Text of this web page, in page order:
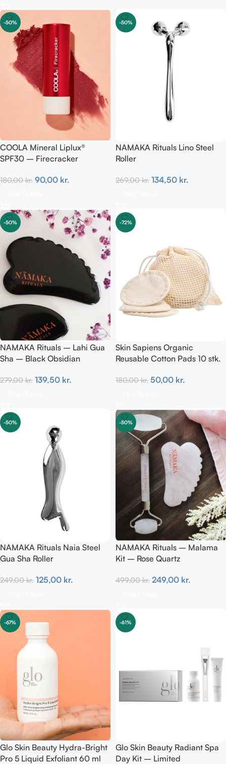
-50%
COOLA Mineral Liplux®
SPF30 – Firecracker
180,00kr. 90,00 kr.
-50%
NAMAKA Rituals Lino Steel
Roller
269,00kr. 134,50 kr.
-50%
NAMAKA Rituals – Lahi Gua
Sha – Black Obsidian
279,00kr. 139,50 kr.
-72%
Skin Sapiens Organic
Reusable Cotton Pads 10 stk.
180,00kr. 50,00 kr.
-50%
NAMAKA Rituals Naia Steel
Gua Sha Roller
249,00kr. 125,00 kr.
-50%
NAMAKA Rituals – Malama
Kit – Rose Quartz
499,00kr. 249,00 kr.
-67%
Glo Skin Beauty Hydra-Bright
Pro 5 Liquid Exfoliant 60 ml
-61%
Glo Skin Beauty Radiant Spa
Day Kit – Limited